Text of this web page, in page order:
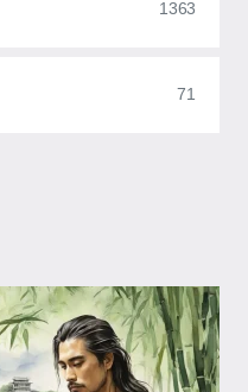
1363
71